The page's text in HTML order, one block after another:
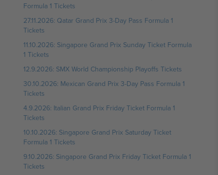
Formula 1 Tickets
27.11.2026: Qatar Grand Prix 3-Day Pass Formula 1
Tickets
11.10.2026: Singapore Grand Prix Sunday Ticket Formula
1 Tickets
12.9.2026: SMX World Championship Playoffs Tickets
30.10.2026: Mexican Grand Prix 3-Day Pass Formula 1
Tickets
4.9.2026: Italian Grand Prix Friday Ticket Formula 1
Tickets
10.10.2026: Singapore Grand Prix Saturday Ticket
Formula 1 Tickets
9.10.2026: Singapore Grand Prix Friday Ticket Formula 1
Tickets